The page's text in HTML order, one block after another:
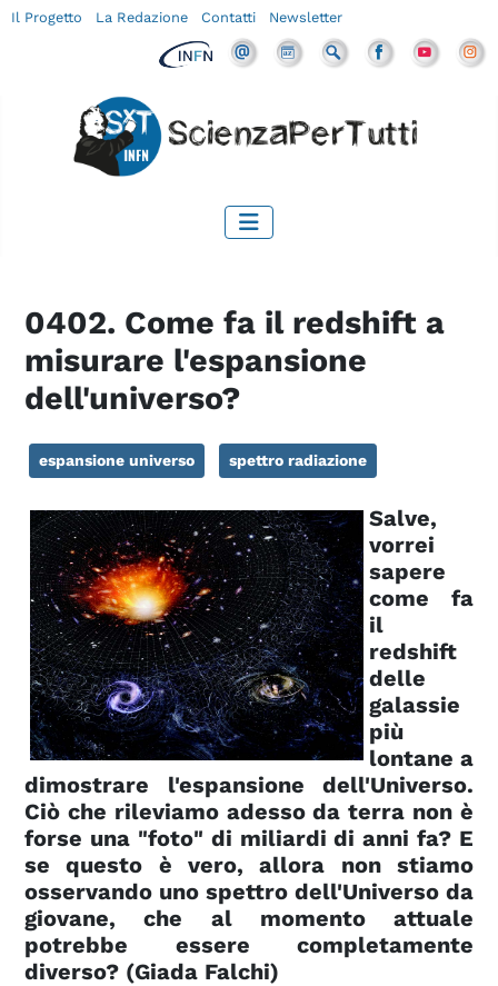
Il Progetto La Redazione Contatti Newsletter
0402. Come fa il redshift a
misurare l'espansione
dell'universo?
espansione universo spettro radiazione
Salve,
vorrei
sapere
come fa
il
redshift
delle
galassie
più
lontane a
dimostrare l'espansione dell'Universo.
Ciò che rileviamo adesso da terra non è
forse una "foto" di miliardi di anni fa? E
se questo è vero, allora non stiamo
osservando uno spettro dell'Universo da
giovane, che al momento attuale
potrebbe essere completamente
diverso? (Giada Falchi)